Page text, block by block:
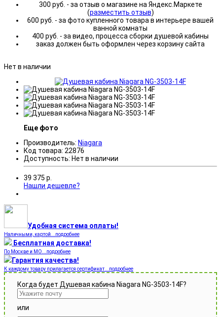
300 руб. - за отзыв о магазине на Яндекс.Маркете
(разместить отзыв)
600 руб. - за фото купленного товара в интерьере вашей
ванной комнаты
400 руб. - за видео, процесса сборки душевой кабины
заказ должен быть оформлен через корзину сайта
Нет в наличии
Еще фото
Производитель: Niagara
Код товара: 22876
Доступность: Нет в наличии
39 375 р.
Нашли дешевле?
Удобная система оплаты!
Наличными, картой...подробнее
Бесплатная доставка!
По Москве и МО...подробнее
Гарантия качества!
К каждому товару прилагается сертификат...подробнее
Когда будет Душевая кабина Niagara NG-3503-14F?
или